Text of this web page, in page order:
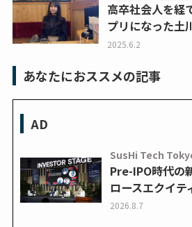
高卒社会人を経
プリになった土
2025.6.2
あなたにおススメの記事
AD
SusHi Tech
Pre-IPO時代の
ロースエクイ
2026.8.7